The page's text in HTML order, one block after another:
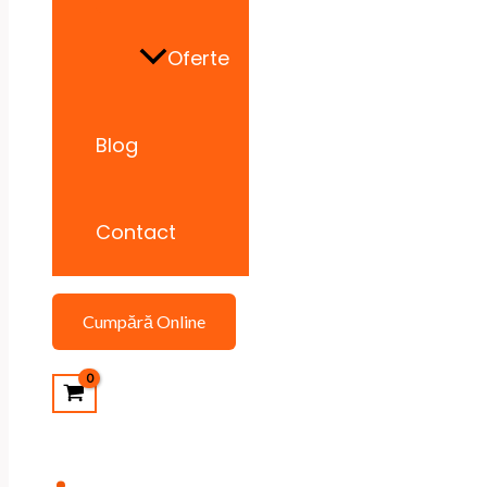
Oferte
Blog
Contact
Cumpără Online